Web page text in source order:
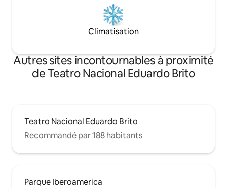
Climatisation
Autres sites incontournables à proximité
de Teatro Nacional Eduardo Brito
Teatro Nacional Eduardo Brito
Recommandé par 188 habitants
Parque Iberoamerica